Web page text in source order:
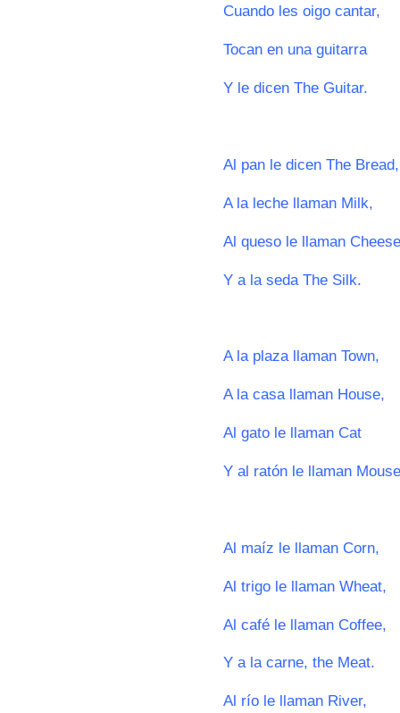
Cuando les oigo cantar,
Tocan en una guitarra
Y le dicen The Guitar.
Al pan le dicen The Bread,
A la leche llaman Milk,
Al queso le llaman
Y a la seda The Silk.
A la plaza llaman Town,
A la casa llaman House,
Al gato le llaman Cat
Y al ratón le llaman
Al maíz le llaman Corn,
Al trigo le llaman Wheat,
Al café le llaman Coffee,
Y a la carne, the Meat.
Al río le llaman River,